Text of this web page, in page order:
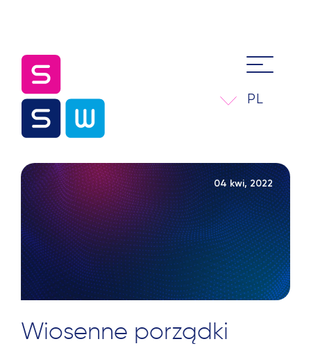
PL
04 kwi, 2022
Wiosenne porządki